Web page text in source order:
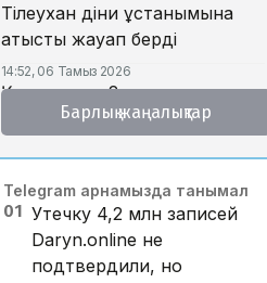
Тілеухан діни ұстанымына
қатысты жауап берді
14:52, 06 Тамыз 2026
Қазақстанда 2 млн теңге
жалақы қай саланың
Астанада жолаушы мінген
ұшқышсыз әуе таксиі алғаш
рет көкке көтерілді
Барлық жаңалықтар
Telegram арнамызда танымал
01 Утечку 4,2 млн записей
Daryn.online не
подтвердили, но